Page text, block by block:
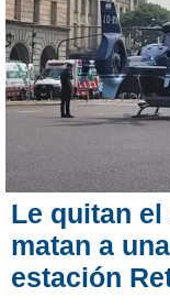
Le quitan
matan a
estación